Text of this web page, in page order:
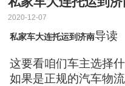
2020-12-07
私家车大连托运到济南导读
这要看咱们车主选择
如果是正规的汽车物